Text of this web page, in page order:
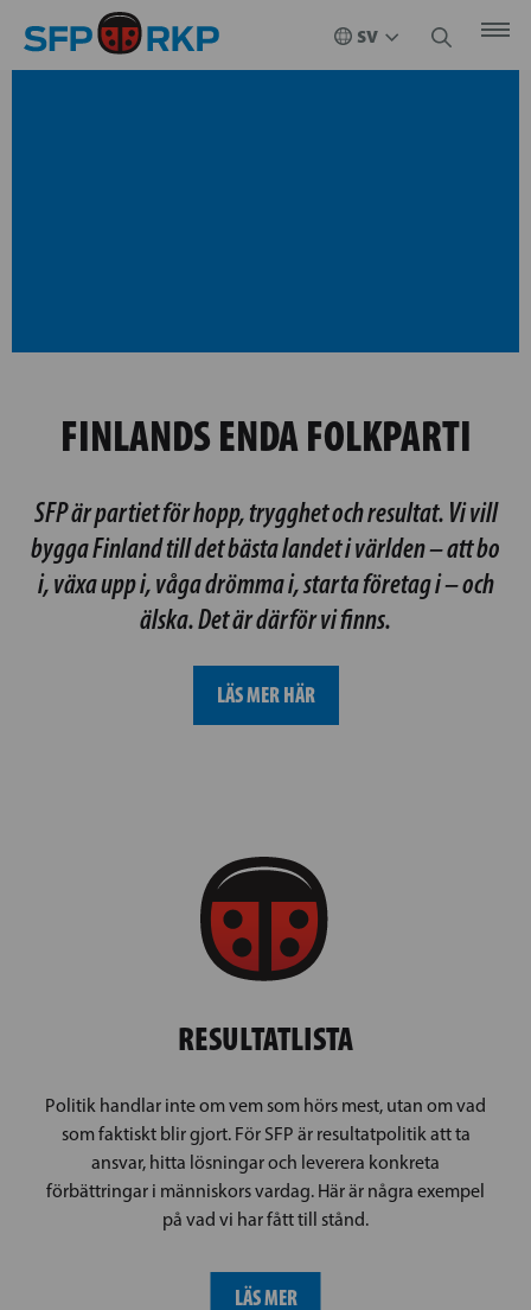
FINLANDS ENDA FOLKPARTI
SFP är partiet för hopp, trygghet och resultat. Vi vill
bygga Finland till det bästa landet i världen – att bo
i, växa upp i, våga drömma i, starta företag i – och
älska. Det är därför vi finns.
LÄS MER HÄR
RESULTATLISTA
Politik handlar inte om vem som hörs mest, utan om vad
som faktiskt blir gjort. För SFP är resultatpolitik att ta
ansvar, hitta lösningar och leverera konkreta
förbättringar i människors vardag. Här är några exempel
på vad vi har fått till stånd.
LÄS MER